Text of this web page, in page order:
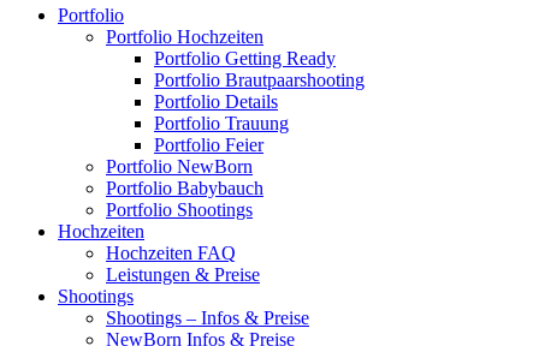
Portfolio
Portfolio Hochzeiten
Portfolio Getting Ready
Portfolio Brautpaarshooting
Portfolio Details
Portfolio Trauung
Portfolio Feier
Portfolio NewBorn
Portfolio Babybauch
Portfolio Shootings
Hochzeiten
Hochzeiten FAQ
Leistungen & Preise
Shootings
Shootings – Infos & Preise
NewBorn Infos & Preise